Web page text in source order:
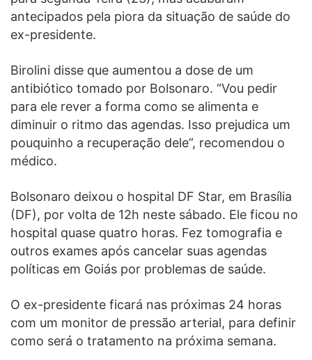
antecipados pela piora da situação de saúde do
ex-presidente.
Birolini disse que aumentou a dose de um
antibiótico tomado por Bolsonaro. “Vou pedir
para ele rever a forma como se alimenta e
diminuir o ritmo das agendas. Isso prejudica um
pouquinho a recuperação dele”, recomendou o
médico.
Bolsonaro deixou o hospital DF Star, em Brasília
(DF), por volta de 12h neste sábado. Ele ficou no
hospital quase quatro horas. Fez tomografia e
outros exames após cancelar suas agendas
políticas em Goiás por problemas de saúde.
O ex-presidente ficará nas próximas 24 horas
com um monitor de pressão arterial, para definir
como será o tratamento na próxima semana.